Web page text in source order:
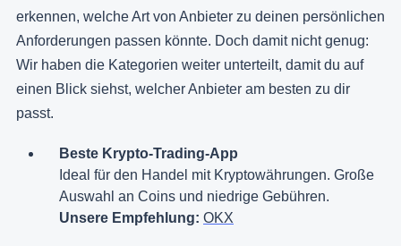
erkennen, welche Art von Anbieter zu deinen persönlichen
Anforderungen passen könnte. Doch damit nicht genug:
Wir haben die Kategorien weiter unterteilt, damit du auf
einen Blick siehst, welcher Anbieter am besten zu dir
passt.
Beste Krypto-Trading-App
Ideal für den Handel mit Kryptowährungen. Große
Auswahl an Coins und niedrige Gebühren.
Unsere Empfehlung: OKX